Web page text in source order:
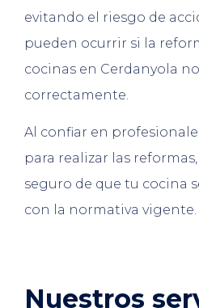
evitando el riesgo de
pueden ocurrir si la
cocinas en Cerdanyola
correctamente.
Al confiar en
para realizar las
seguro de que tu cocina
con la normativa vigente.
Nuestros